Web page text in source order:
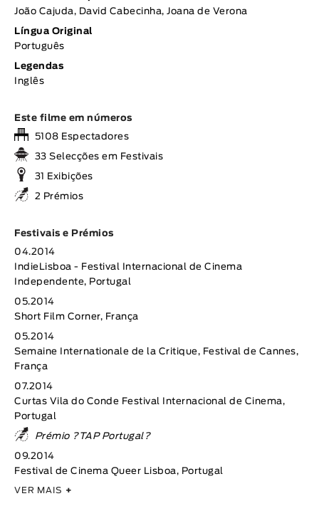
João Cajuda, David Cabecinha, Joana de Verona
Língua Original
Português
Legendas
Inglês
Este filme em números
5108 Espectadores
33 Selecções em Festivais
31 Exibições
2 Prémios
Festivais e Prémios
04.2014
IndieLisboa - Festival Internacional de Cinema
Independente, Portugal
05.2014
Short Film Corner, França
05.2014
Semaine Internationale de la Critique, Festival de Cannes,
França
07.2014
Curtas Vila do Conde Festival Internacional de Cinema,
Portugal
Prémio ?TAP Portugal?
09.2014
Festival de Cinema Queer Lisboa, Portugal
VER MAIS +